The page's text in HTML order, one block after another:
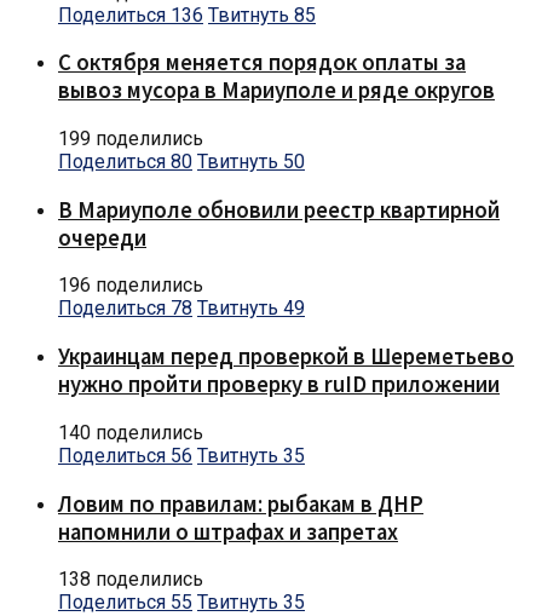
Поделиться 136 Твитнуть 85
С октября меняется порядок оплаты за
вывоз мусора в Мариуполе и ряде округов
199 поделились
Поделиться 80 Твитнуть 50
В Мариуполе обновили реестр квартирной
очереди
196 поделились
Поделиться 78 Твитнуть 49
Украинцам перед проверкой в Шереметьево
нужно пройти проверку в ruID приложении
140 поделились
Поделиться 56 Твитнуть 35
Ловим по правилам: рыбакам в ДНР
напомнили о штрафах и запретах
138 поделились
Поделиться 55 Твитнуть 35